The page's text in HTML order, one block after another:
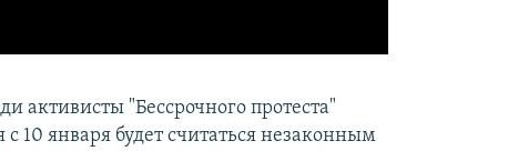
активисты "Бессрочного протеста"
10 января будет считаться незаконным